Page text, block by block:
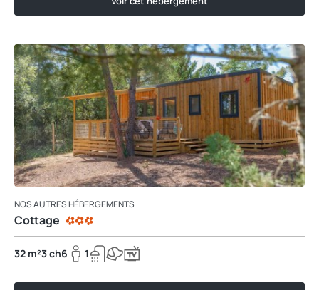
NOS AUTRES HÉBERGEMENTS
Cottage
32 m²3 ch6 1